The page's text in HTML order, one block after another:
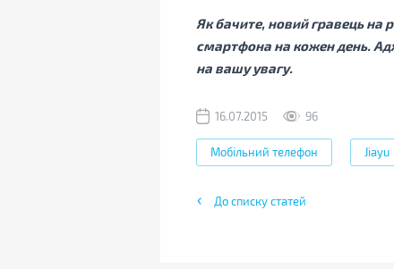
Як бачите, новий гравець на
смартфона на кожен день.
на вашу увагу.
16.07.2015 96
Мобільний телефон Jiayu
До списку статей